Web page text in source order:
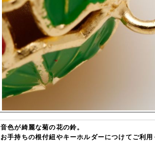
音色が綺麗な菊の花の鈴。
お手持ちの根付紐やキーホルダーにつけてご利用